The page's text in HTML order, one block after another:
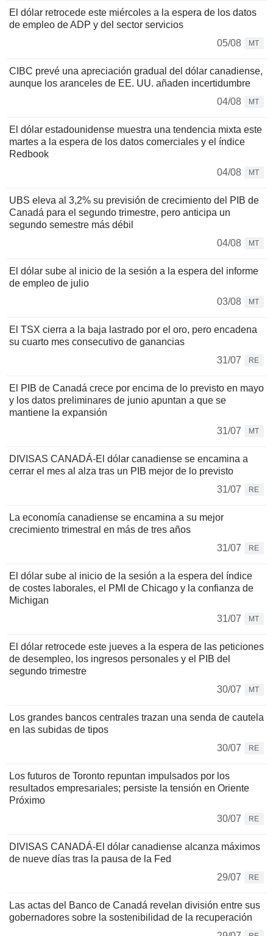
El dólar retrocede este miércoles a la espera de los datos
de empleo de ADP y del sector servicios
05/08
MT
CIBC prevé una apreciación gradual del dólar canadiense,
aunque los aranceles de EE. UU. añaden incertidumbre
04/08
MT
El dólar estadounidense muestra una tendencia mixta este
martes a la espera de los datos comerciales y el índice
Redbook
04/08
MT
UBS eleva al 3,2% su previsión de crecimiento del PIB de
Canadá para el segundo trimestre, pero anticipa un
segundo semestre más débil
04/08
MT
El dólar sube al inicio de la sesión a la espera del informe
de empleo de julio
03/08
MT
El TSX cierra a la baja lastrado por el oro, pero encadena
su cuarto mes consecutivo de ganancias
31/07
RE
El PIB de Canadá crece por encima de lo previsto en mayo
y los datos preliminares de junio apuntan a que se
mantiene la expansión
31/07
MT
DIVISAS CANADÁ-El dólar canadiense se encamina a
cerrar el mes al alza tras un PIB mejor de lo previsto
31/07
RE
La economía canadiense se encamina a su mejor
crecimiento trimestral en más de tres años
31/07
RE
El dólar sube al inicio de la sesión a la espera del índice
de costes laborales, el PMI de Chicago y la confianza de
Michigan
31/07
MT
El dólar retrocede este jueves a la espera de las peticiones
de desempleo, los ingresos personales y el PIB del
segundo trimestre
30/07
MT
Los grandes bancos centrales trazan una senda de cautela
en las subidas de tipos
30/07
RE
Los futuros de Toronto repuntan impulsados por los
resultados empresariales; persiste la tensión en Oriente
Próximo
30/07
RE
DIVISAS CANADÁ-El dólar canadiense alcanza máximos
de nueve días tras la pausa de la Fed
29/07
RE
Las actas del Banco de Canadá revelan división entre sus
gobernadores sobre la sostenibilidad de la recuperación